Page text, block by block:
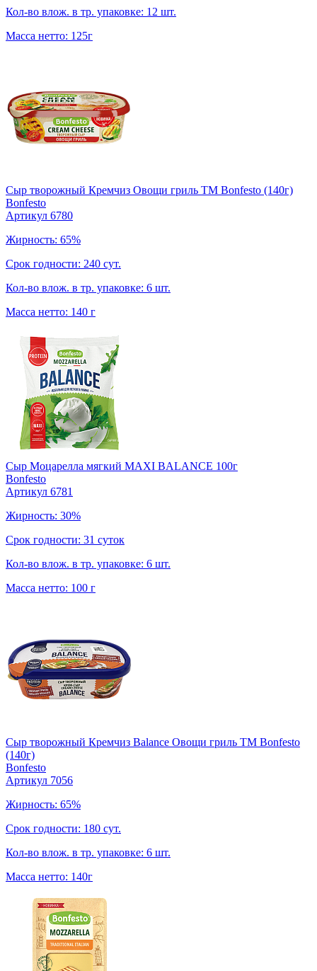
Кол-во влож. в тр. упаковке: 12 шт.
Масса нетто: 125г
Сыр творожный Кремчиз Овощи гриль ТМ Bonfesto (140г)
Bonfesto
Артикул 6780
Жирность: 65%
Срок годности: 240 сут.
Кол-во влож. в тр. упаковке: 6 шт.
Масса нетто: 140 г
Сыр Моцарелла мягкий MAXI BALANCE 100г
Bonfesto
Артикул 6781
Жирность: 30%
Срок годности: 31 суток
Кол-во влож. в тр. упаковке: 6 шт.
Масса нетто: 100 г
Сыр творожный Кремчиз Balance Овощи гриль ТМ Bonfesto
(140г)
Bonfesto
Артикул 7056
Жирность: 65%
Срок годности: 180 сут.
Кол-во влож. в тр. упаковке: 6 шт.
Масса нетто: 140г